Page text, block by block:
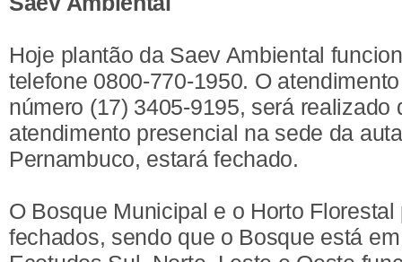
Hoje plantão da Saev Ambiental
telefone 0800-770-1950. O
número (17) 3405-9195, será realizado
atendimento presencial na sede da
Pernambuco, estará fechado.
O Bosque Municipal e o Horto
fechados, sendo que o Bosque está